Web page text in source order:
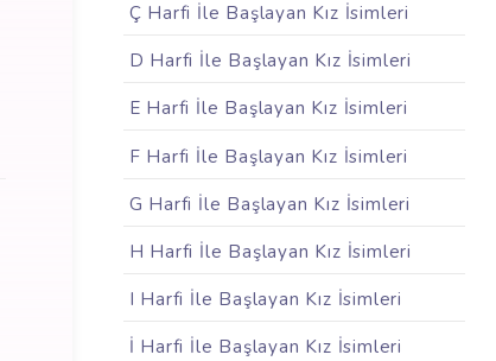
Ç Harfi İle Başlayan Kız İsimleri
D Harfi İle Başlayan Kız İsimleri
E Harfi İle Başlayan Kız İsimleri
F Harfi İle Başlayan Kız İsimleri
G Harfi İle Başlayan Kız İsimleri
H Harfi İle Başlayan Kız İsimleri
I Harfi İle Başlayan Kız İsimleri
İ Harfi İle Başlayan Kız İsimleri